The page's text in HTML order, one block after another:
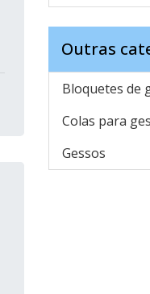
Outras
Bloquetes de
Colas para
Gessos